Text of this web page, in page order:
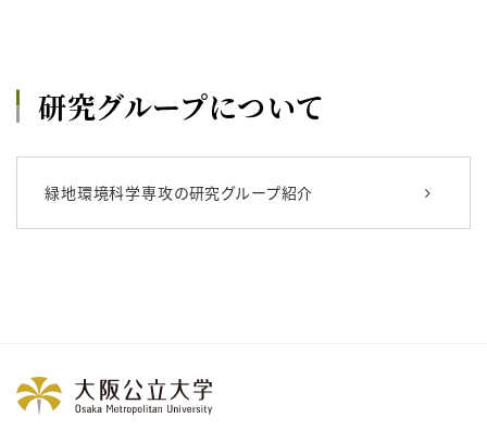
研究グループについて
緑地環境科学専攻の研究グループ紹介